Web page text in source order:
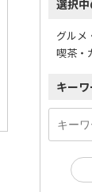
選択
グルメ
喫茶・
キー